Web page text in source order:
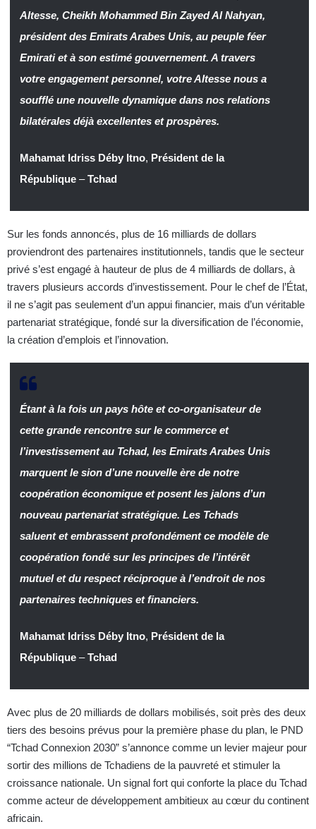
Altesse, Cheikh Mohammed Bin Zayed Al Nahyan,
président des Emirats Arabes Unis, au peuple féer
Emirati et à son estimé gouvernement. A travers
votre engagement personnel, votre Altesse nous a
soufflé une nouvelle dynamique dans nos relations
bilatérales déjà excellentes et prospères.
Mahamat Idriss Déby Itno, Président de la
République–Tchad
Sur les fonds annoncés, plus de 16 milliards de dollars
proviendront des partenaires institutionnels, tandis que le secteur
privé s’est engagé à hauteur de plus de 4 milliards de dollars, à
travers plusieurs accords d’investissement. Pour le chef de l’État,
il ne s’agit pas seulement d’un appui financier, mais d’un véritable
partenariat stratégique, fondé sur la diversification de l’économie,
la création d’emplois et l’innovation.
Étant à la fois un pays hôte et co-organisateur de
cette grande rencontre sur le commerce et
l’investissement au Tchad, les Emirats Arabes Unis
marquent le sion d’une nouvelle ère de notre
coopération économique et posent les jalons d’un
nouveau partenariat stratégique. Les Tchads
saluent et embrassent profondément ce modèle de
coopération fondé sur les principes de l’intérêt
mutuel et du respect réciproque à l’endroit de nos
partenaires techniques et financiers.
Mahamat Idriss Déby Itno, Président de la
République–Tchad
Avec plus de 20 milliards de dollars mobilisés, soit près des deux
tiers des besoins prévus pour la première phase du plan, le PND
“Tchad Connexion 2030” s’annonce comme un levier majeur pour
sortir des millions de Tchadiens de la pauvreté et stimuler la
croissance nationale. Un signal fort qui conforte la place du Tchad
comme acteur de développement ambitieux au cœur du continent
africain.